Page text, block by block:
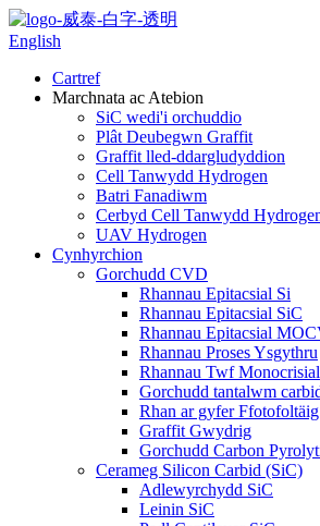
English
Cartref
Marchnata ac Atebion
SiC wedi'i orchuddio
Plât Deubegwn Graffit
Graffit lled-ddargludyddion
Cell Tanwydd Hydrogen
Batri Fanadiwm
Cerbyd Cell Tanwydd
UAV Hydrogen
Cynhyrchion
Gorchudd CVD
Rhannau Epitacsial Si
Rhannau Epitacsial SiC
Rhannau Epitacsial
Rhannau Proses Ysgythru
Rhannau Twf Monocrisial
Gorchudd tantalwm
Rhan ar gyfer Ffotofoltäig
Graffit Gwydrig
Gorchudd Carbon
Cerameg Silicon Carbid (SiC)
Adlewyrchydd SiC
Leinin SiC